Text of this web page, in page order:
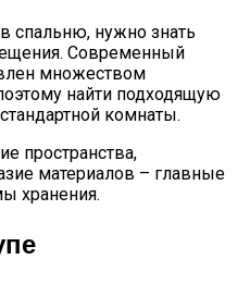
спальню, нужно знать
Современный
множеством
найти подходящую
комнаты.
пространства,
материалов – главные
хранения.